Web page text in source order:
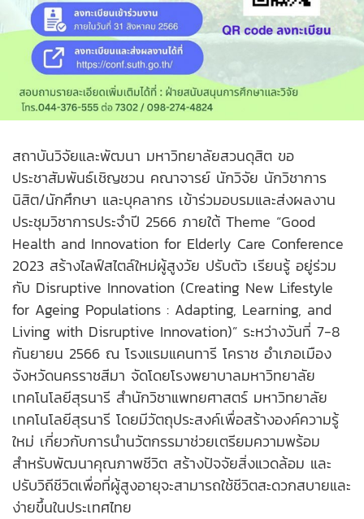
สถาบันวิจัยและพัฒนา มหาวิทยาลัยสวนดุสิต ขอ
ประชาสัมพันธ์เชิญชวน คณาจารย์ นักวิจัย นักวิชาการ
นิสิต/นักศึกษา และบุคลากร เข้าร่วมอบรมและส่งผลงาน
ประชุมวิชาการประจำปี 2566 ภายใต้ Theme “Good
Health and Innovation for Elderly Care Conference
2023 สร้างไลฟ์สไตล์ใหม่ผู้สูงวัย ปรับตัว เรียนรู้ อยู่ร่วม
กับ Disruptive Innovation (Creating New Lifestyle
for Ageing Populations : Adapting, Learning, and
Living with Disruptive Innovation)” ระหว่างวันที่ 7-8
กันยายน 2566 ณ โรงแรมแคนทารี โคราช อำเภอเมือง
จังหวัดนครราชสีมา จัดโดยโรงพยาบาลมหาวิทยาลัย
เทคโนโลยีสุรนารี สำนักวิชาแพทยศาสตร์ มหาวิทยาลัย
เทคโนโลยีสุรนารี โดยมีวัตถุประสงค์เพื่อสร้างองค์ความรู้
ใหม่ เกี่ยวกับการนำนวัตกรรมาช่วยเตรียมความพร้อม
สำหรับพัฒนาคุณภาพชีวิต สร้างปัจจัยสิ่งแวดล้อม และ
ปรับวิถีชีวิตเพื่อที่ผู้สูงอายุจะสามารถใช้ชีวิตสะดวกสบายและ
ง่ายขึ้นในประเทศไทย